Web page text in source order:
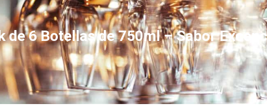
6 Botellas de 750ml – Sabor